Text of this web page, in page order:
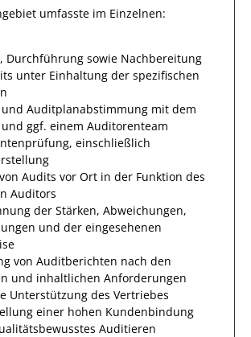
umfasste im Einzelnen:
Durchführung sowie Nachbereitung
unter Einhaltung der spezifischen
Auditplanabstimmung mit dem
ggf. einem Auditorenteam
einschließlich
Audits vor Ort in der Funktion des
Auditors
der Stärken, Abweichungen,
und der eingesehenen
von Auditberichten nach den
und inhaltlichen Anforderungen
Unterstützung des Vertriebes
einer hohen Kundenbindung
Auditieren